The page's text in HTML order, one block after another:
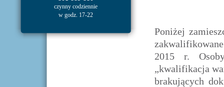
czynny codziennie
w godz. 17-22
Poniżej
2015 r.
„kwalifikacja
brakujących